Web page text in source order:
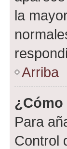
la
Arriba
¿Cómo
Para
Control